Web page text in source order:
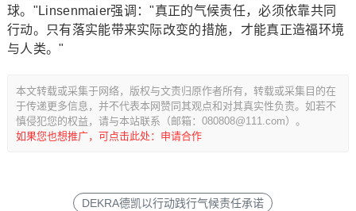
球。"Linsenmaier强调："真正的气候责任，必须依靠共同
行动。只有落实能带来实际改变的措施，才能真正造福环境
与人类。"
本文转载或采集于网络，版权与文责归原作者所有，转载或采集目的在
于传递更多信息，并不代表本网赞同其观点和对其真实性负责。如若不
慎侵犯您的权益，请与本站联系（邮箱：080808@111.com）。
如果您也想推广，可点击此处：申请合作
DEKRA德凯以行动践行气候责任承诺